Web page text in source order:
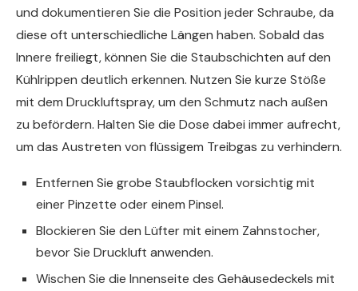
und dokumentieren Sie die Position jeder Schraube, da
diese oft unterschiedliche Längen haben. Sobald das
Innere freiliegt, können Sie die Staubschichten auf den
Kühlrippen deutlich erkennen. Nutzen Sie kurze Stöße
mit dem Druckluftspray, um den Schmutz nach außen
zu befördern. Halten Sie die Dose dabei immer aufrecht,
um das Austreten von flüssigem Treibgas zu verhindern.
Entfernen Sie grobe Staubflocken vorsichtig mit
einer Pinzette oder einem Pinsel.
Blockieren Sie den Lüfter mit einem Zahnstocher,
bevor Sie Druckluft anwenden.
Wischen Sie die Innenseite des Gehäusedeckels mit